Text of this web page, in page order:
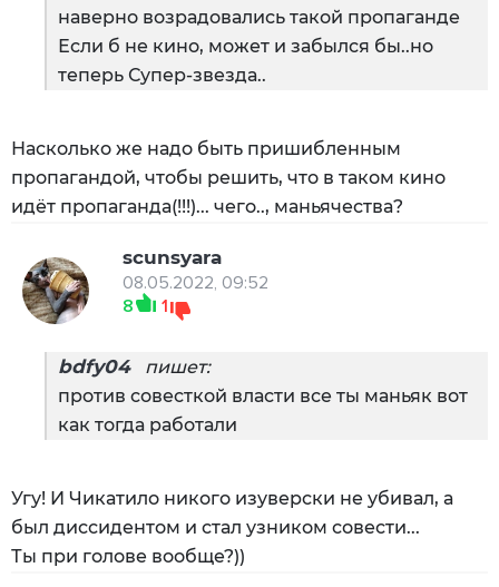
наверно возрадовались такой пропаганде
Если б не кино, может и забылся бы..но
теперь Супер-звезда..
Насколько же надо быть пришибленным
пропагандой, чтобы решить, что в таком кино
идёт пропаганда(!!!)... чего.., маньячества?
scunsyara
08.05.2022, 09:52
8
1
bdfy04
пишет:
против совесткой власти все ты маньяк вот
как тогда работали
Угу! И Чикатило никого изуверски не убивал, а
был диссидентом и стал узником совести...
Ты при голове вообще?))